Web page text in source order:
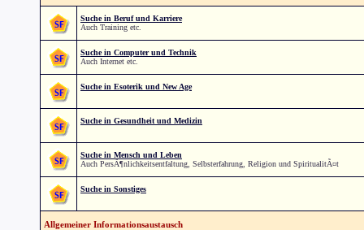
Suche in Beruf und Karriere
Auch Training etc.
Suche in Computer und Technik
Auch Internet etc.
Suche in Esoterik und New Age
Suche in Gesundheit und Medizin
Suche in Mensch und Leben
Auch PersÃ¶nlichkeitsentfaltung, Selbsterfahrung, Religion und SpiritualitÃ¤t
Suche in Sonstiges
Allgemeiner Informationsaustausch